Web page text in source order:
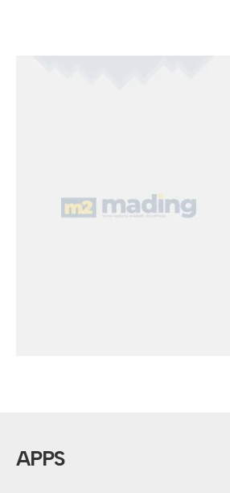
APPS